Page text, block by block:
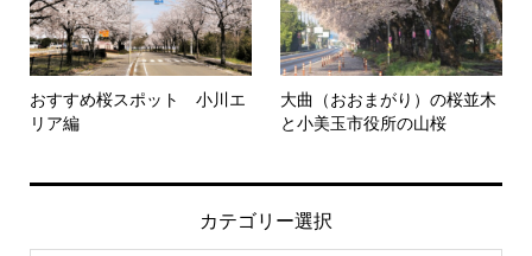
おすすめ桜スポット 小川エ
リア編
大曲（おおまがり）の桜並木
と小美玉市役所の山桜
カテゴリー選択